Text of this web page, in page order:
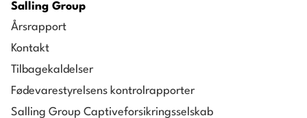
Salling Group
Årsrapport
Kontakt
Tilbagekaldelser
Fødevarestyrelsens kontrolrapporter
Salling Group Captiveforsikringsselskab